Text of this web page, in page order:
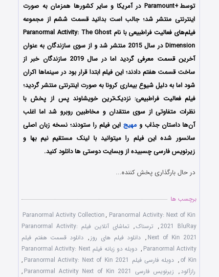
توسطParamount+i
در آمریکا و سایر کشورها همزمان به صورت
اینترنتی منتشر شد؛ جالب است بدانید قسمت ششم از مجموعه
فیلم‌های فعالیت فراطبیعی با نام Paranormal Activity: The Ghost
Dimension در سال 2015 منتشر شد و از سوی سازندگان به عنوان
آخرین قسمت معرفی گردید اما در سال 2019 سازندگان خبر از
ساخت قسمت هفتم دادند؛ این فیلم ابتدا قرار بود در سینماها اکران
شود اما به دلیل شیوع بیماری کرونا به صورت اینترنتی منتشر گردید؛
فیلم فعالیت فراطبیعی: نزدیک‌‌ترین خویشاوند پس از پخش با
نظرات متفاوتی از سوی منتقدان و مخاطبین روبرو شد اما اغلب
آن‌ها داستان جذاب ومهیج این فیلم را ستودند؛ نسخه زبان اصلی
سانسور شده این فیلم را میتوانید با لینک مستقیم نیم بها و
زیرنویس فارسی چسبیده از وبسایت دوستی ها دانلود کنید.
در حال بارگذاری پخش کننده...
برچسب ها
Paranormal Activity Collection, Paranormal Activity: Next of Kin
2021 BluRay
, ترسناک,
تماشای آنلاین فیلم Paranormal Activity:
Next of Kin 2021
, دانلود فیلم های روز , دانلود قسمت هفتم فیلم
Paranormal Activity
,
دوبله دو زبانه فیلم Paranormal Activity: Next
of Kin
, دوبله فارسی فیلم Paranormal Activity: Next of Kin 2021
,
رازآلود , زیرنویس فارسی Paranormal Activity Next of Kin 2021 ,